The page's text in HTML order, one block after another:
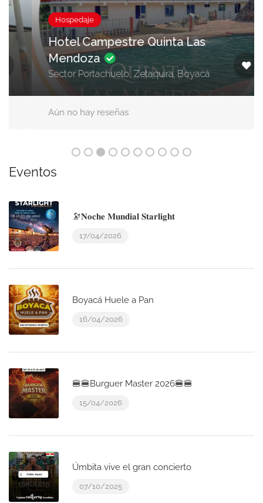
Hospedaje
Hotel Campestre Quinta Las
Mendoza
Sector Portachuelo, Zetaquira, Boyacá
Aún no hay reseñas
Eventos
🔭𝐍𝐨𝐜𝐡𝐞 𝐌𝐮𝐧𝐝𝐢𝐚𝐥 𝐒𝐭𝐚𝐫𝐥𝐢𝐠𝐡𝐭
17/04/2026
Boyacá Huele a Pan
16/04/2026
🍔🍔Burguer Master 2026🍔🍔
15/04/2026
Úmbita vive el gran concierto
07/10/2025